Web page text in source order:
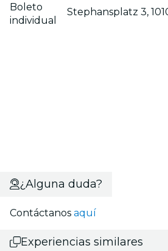
Boleto
individual
Stephansplatz 3,
¿Alguna duda?
Contáctanos aquí
Experiencias similares